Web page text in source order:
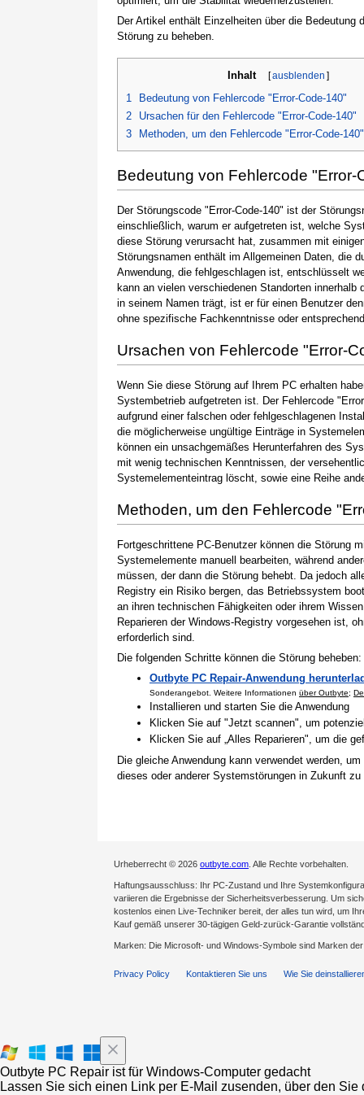
Der Artikel enthält Einzelheiten über die
Störung zu beheben.
Inhalt [ ausblenden ]
1
Bedeutung von Fehlercode "Error-Code-140"
2
Ursachen für den Fehlercode "Error-Code-140"
3
Methoden, um den Fehlercode "Error-Code-
Bedeutung von Fehlercode "Error-
Der Störungscode "Error-Code-140" ist der
einschließlich, warum er aufgetreten ist, welche
diese Störung verursacht hat, zusammen mit
Störungsnamen enthält im Allgemeinen Daten, die
Anwendung, die fehlgeschlagen ist, entschlüsselt
kann an vielen verschiedenen Standorten
in seinem Namen trägt, ist er für einen Benutzer
ohne spezifische Fachkenntnisse oder
Ursachen von Fehlercode "Error-
Wenn Sie diese Störung auf Ihrem PC erhalten
Systembetrieb aufgetreten ist. Der Fehlercode
aufgrund einer falschen oder fehlgeschlagenen
die möglicherweise ungültige Einträge in
können ein unsachgemäßes Herunterfahren des
mit wenig technischen Kenntnissen, der
Systemelementeintrag löscht, sowie eine Reihe
Methoden, um den Fehlercode
Fortgeschrittene PC-Benutzer können die Störung
Systemelemente manuell bearbeiten, während
müssen, der dann die Störung behebt. Da jedoch
Registry ein Risiko bergen, das Betriebssystem
an ihren technischen Fähigkeiten oder ihrem
Reparieren der Windows-Registry vorgesehen ist,
erforderlich sind.
Die folgenden Schritte können die Störung beheben:
Outbyte PC Repair-Anwendung
Sonderangebot. Weitere Informationen über Outbyte;
Installieren und starten Sie die Anwendung
Klicken Sie auf "Jetzt scannen", um
Klicken Sie auf „Alles Reparieren", um die
Die gleiche Anwendung kann verwendet werden,
dieses oder anderer Systemstörungen in Zukunft zu
Urheberrecht © 2026 outbyte.com . Alle Rechte vorbehalten.
Haftungsausschluss: Ihr PC-Zustand und Ihre
variieren die Ergebnisse der Sicherheitsverbesserung. Um
kostenlos einen Live-Techniker bereit, der alles tun wird, um
Kauf gemäß unserer 30-tägigen Geld-zurück-Garantie
Marken: Die Microsoft- und Windows-Symbole sind Marken
Privacy Policy Kontaktieren Sie uns Wie Sie
Outbyte PC Repair ist für Windows-Computer gedacht
Lassen Sie sich einen Link per E-Mail zusenden, über den